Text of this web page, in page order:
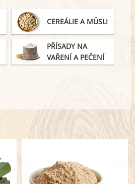
CEREÁLIE A MÜSLI
PŘÍSADY NA
VAŘENÍ A PEČENÍ